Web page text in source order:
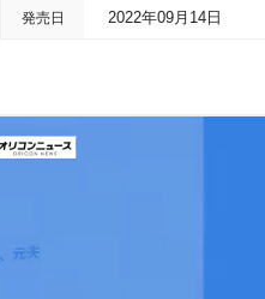
発売日 2022年09月14日